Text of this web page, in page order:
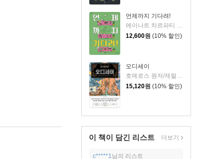
언제까지 기다려!
에이나트 차르파티 글그림/정재원 역
12,600원 (10% 할인)
오디세이
15,120원 (10% 할인)
이 책이 담긴 리스트 더보기
c*****1 님의 리스트